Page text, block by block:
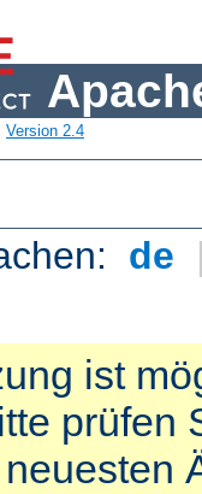
Version 2.4
de
ist
prüfen